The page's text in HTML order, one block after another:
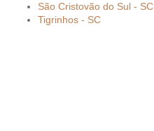
São Cristovão do Sul - SC
Tigrinhos - SC